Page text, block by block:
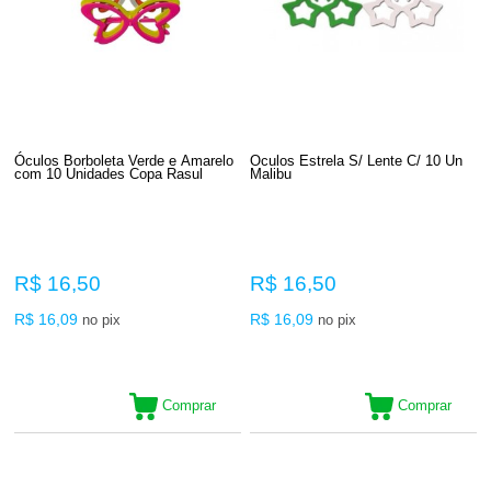
Óculos Borboleta Verde e Amarelo
com 10 Unidades Copa Rasul
R$ 16,50
R$ 16,09 no pix
Comprar
Oculos Estrela S/ Lente C/ 10 Un
Malibu
R$ 16,50
R$ 16,09 no pix
Comprar